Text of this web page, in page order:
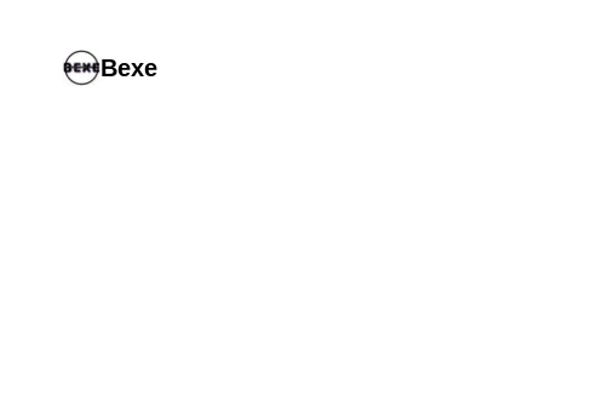
Bexe